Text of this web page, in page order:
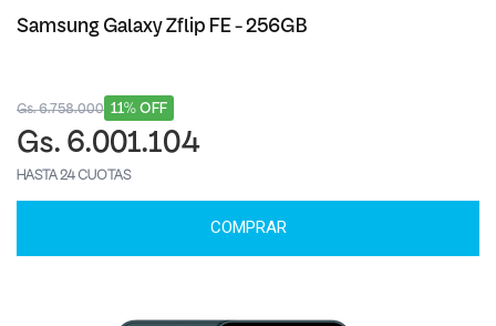
Samsung Galaxy Zflip FE - 256GB
11% OFF
Gs. 6.758.000
Gs. 6.001.104
HASTA 24 CUOTAS
COMPRAR